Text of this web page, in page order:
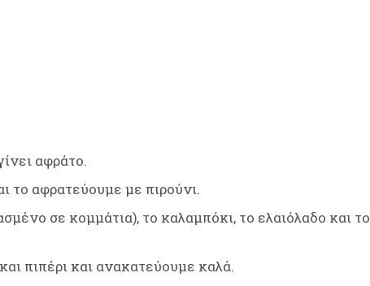
αφράτο.
το αφρατεύουμε με πιρούνι.
σε κομμάτια), το καλαμπόκι, το ελαιόλαδο και το
πιπέρι και ανακατεύουμε καλά.